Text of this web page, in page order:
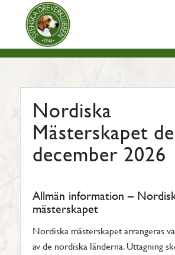
Nordiska
Mästerskapet
december 2026
Allmän information –
mästerskapet
Nordiska mästerskapet arrangeras
av de nordiska länderna. Uttagning